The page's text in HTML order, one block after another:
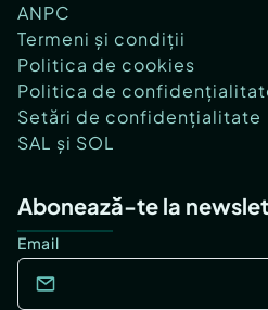
ANPC
Termeni și condiții
Politica de cookies
Politica de
Setări de confidențialitate
SAL și SOL
Abonează-te la
Email